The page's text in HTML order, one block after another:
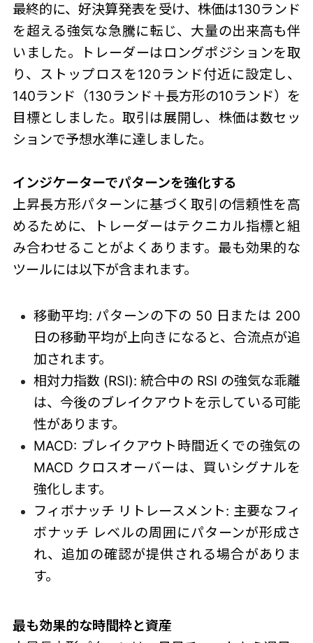
最終的に、好決算発表を受け、株価は130ランド
を超える強気な急騰に転じ、大量の出来高も伴
いました。トレーダーはロングポジションを取
り、ストップロスを120ランド付近に設定し、
140ランド（130ランド＋長方形の10ランド）を
目標としました。取引は展開し、株価は数セッ
ションで予想水準に達しました。
インジケーターでパターンを強化する
上昇長方形パターンに基づく取引の信頼性を高
めるために、トレーダーはテクニカル指標と組
み合わせることがよくあります。最も効果的な
ツールには以下が含まれます。
移動平均: パターンの下の 50 日または 200
日の移動平均が上向きになると、合流点が追
加されます。
相対力指数 (RSI): 統合中の RSI の強気な乖離
は、今後のブレイクアウトを示している可能
性があります。
MACD: ブレイクアウト時間近くでの強気の
MACD クロスオーバーは、買いシグナルを
強化します。
フィボナッチ リトレースメント: 主要なフィ
ボナッチ レベルの周囲にパターンが形成さ
れ、追加の確認が提供される場合がありま
す。
最も効果的な時間枠と資産